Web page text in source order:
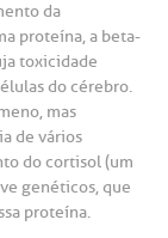
da
proteína, a beta-
toxicidade
do cérebro.
mas
de vários
do cortisol (um
genéticos, que
proteína.